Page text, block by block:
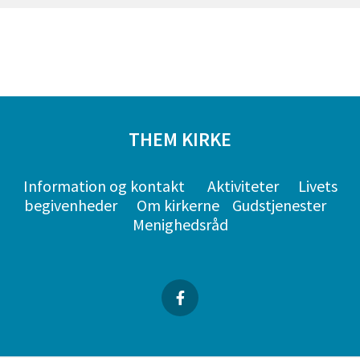
THEM KIRKE
Information og kontakt Aktiviteter
Livets
begivenheder
Om kirkerne
Gudstjenester
Menighedsråd